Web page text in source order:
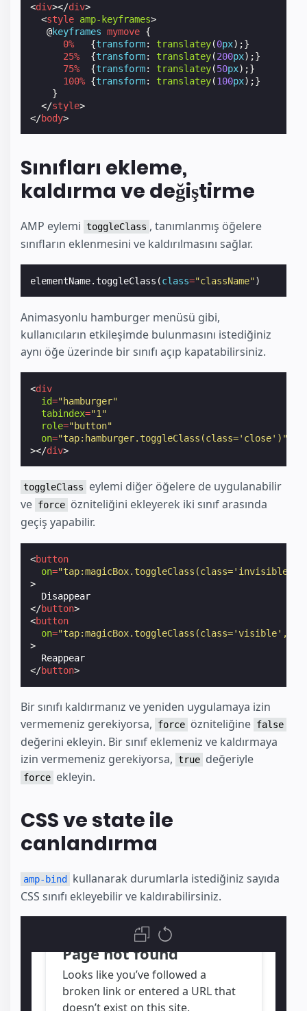
<div></div>
<style amp-keyframes>
@keyframes mymove {
0% {transform: translatey(0px);}
25% {transform: translatey(200px);}
75% {transform: translatey(50px);}
100% {transform: translatey(100px);}
}
</style>
</body>
Sınıfları ekleme,
kaldırma ve değiştirme
AMP eylemi toggleClass , tanımlanmış öğelere
sınıfların eklenmesini ve kaldırılmasını sağlar.
elementName.toggleClass (class="className")
Animasyonlu hamburger menüsü gibi,
kullanıcıların etkileşimde bulunmasını istediğiniz
aynı öğe üzerinde bir sınıfı açıp kapatabilirsiniz.
<div
id="hamburger"
tabindex="1"
role="button"
on="tap:hamburger.toggleClass(class='close')"
></div>
toggleClass
eylemi diğer öğelere de uygulanabilir
ve force özniteliğini ekleyerek iki sınıf arasında
geçiş yapabilir.
<button
on=
>
</button>
<button
on="tap:magicBox.toggleClass(class='visible',
>
</button>
Bir sınıfı kaldırmanız ve yeniden uygulamaya izin
vermemeniz gerekiyorsa,
force özniteliğine false
değerini ekleyin. Bir sınıf eklemeniz ve kaldırmaya
izin vermemeniz gerekiyorsa, true değeriyle
force ekleyin.
CSS ve state ile
canlandırma
amp-bind
kullanarak durumlarla istediğiniz sayıda
CSS sınıfı ekleyebilir ve kaldırabilirsiniz.